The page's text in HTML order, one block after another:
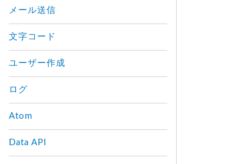
メール送信
文字コード
ユーザー作成
ログ
Atom
Data API